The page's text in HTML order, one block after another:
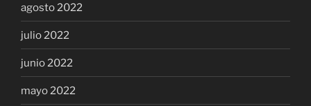
agosto 2022
julio 2022
junio 2022
mayo 2022